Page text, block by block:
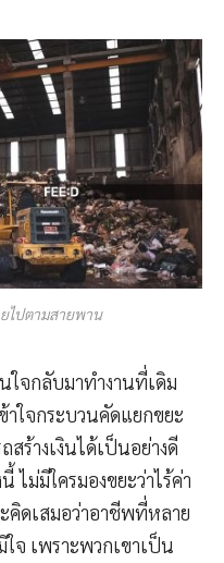
ไปตามสายพาน
ใจกลับมาทำงานที่เดิม
ใจกระบวนคัดแยกขยะ
สร้างเงินได้เป็นอย่างดี
ม่มีใครมองขยะว่าไร้ค่า
คิดเสมอว่าอาชีพที่หลาย
จ เพราะพวกเขาเป็น